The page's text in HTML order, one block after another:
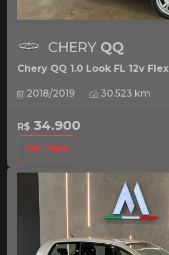
CHERY QQ
Chery QQ 1.0 Look FL 12v Flex
2018/2019 30.523 km
R$ 34.900
Ver mais